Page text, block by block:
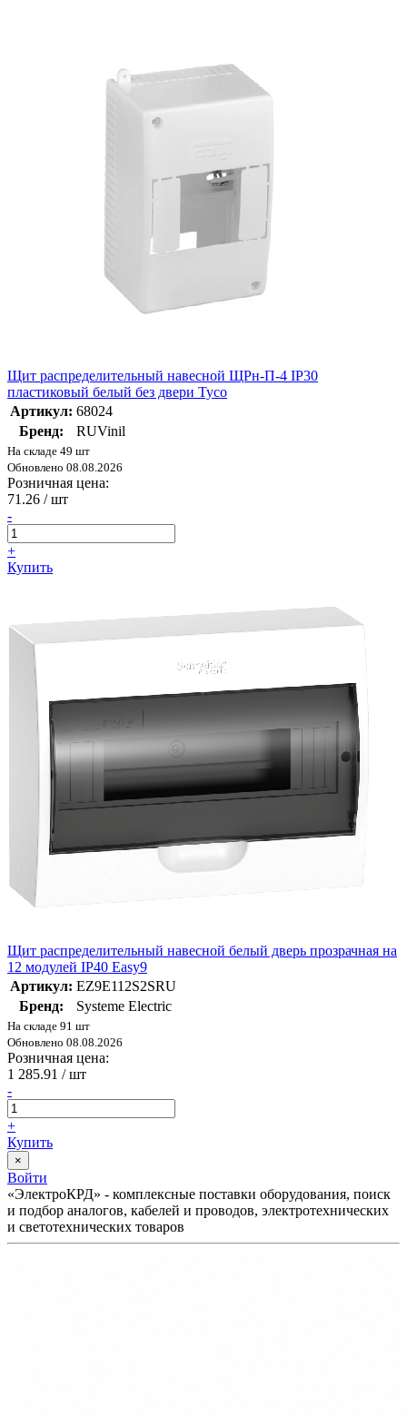
Щит распределительный навесной ЩРн-П-4 IP30
пластиковый белый без двери Тусо
Артикул: 68024
Бренд:
RUVinil
На складе 49 шт
Обновлено 08.08.2026
Розничная цена:
71.26 / шт
-
+
Купить
Щит распределительный навесной белый дверь прозрачная на
12 модулей IP40 Easy9
Артикул: EZ9E112S2SRU
Бренд:
Systeme Electric
На складе 91 шт
Обновлено 08.08.2026
Розничная цена:
1 285.91 / шт
-
+
Купить
×
Войти
«ЭлектроКРД» - комплексные поставки оборудования, поиск
и подбор аналогов, кабелей и проводов, электротехнических
и светотехнических товаров